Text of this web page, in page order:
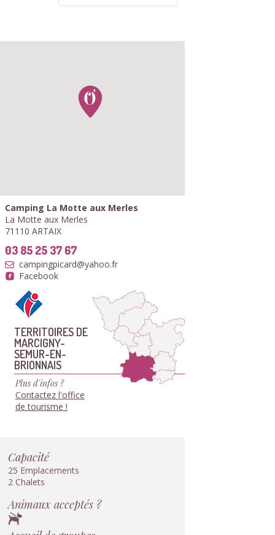
Camping La Motte aux Merles
La Motte aux Merles
71110 ARTAIX
03 85 25 37 67
campingpicard@yahoo.fr
Facebook
TERRITOIRES DE
MARCIGNY-
SEMUR-EN-
BRIONNAIS
Plus d'infos ?
Contactez l'office
de tourisme !
Capacité
25 Emplacements
2 Chalets
Animaux acceptés ?